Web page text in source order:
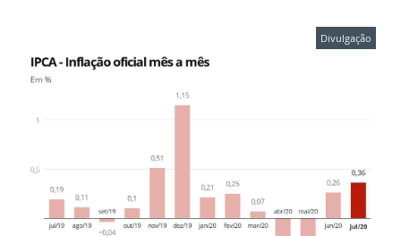
Divulgação